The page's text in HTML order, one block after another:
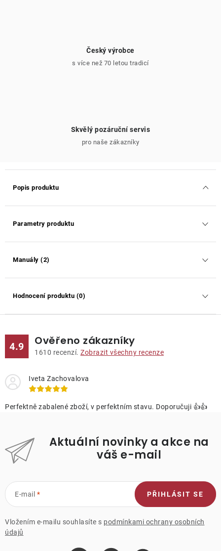
Český výrobce
s více než 70 letou tradicí
Skvělý pozáruční servis
pro naše zákazníky
Popis produktu
Parametry produktu
Manuály (2)
Hodnocení produktu (0)
4.9 Ověřeno zákazníky
1610 recenzí. Zobrazit všechny recenze
Iveta Zachovalova
Perfektně zabalené zboží, v perfektním stavu. Doporučuji 👍👍
Aktuální novinky a akce na
váš e-mail
E-mail
Vložením e-mailu souhlasíte s podmínkami ochrany osobních
údajů
PŘIHLÁSIT SE